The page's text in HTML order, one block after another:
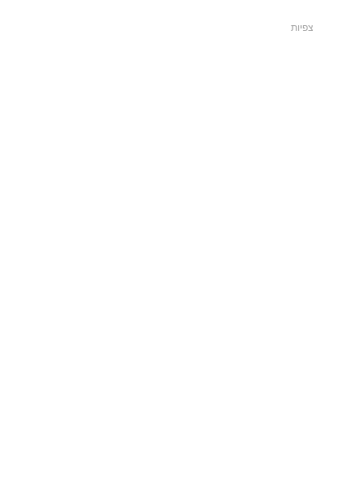
צפיות